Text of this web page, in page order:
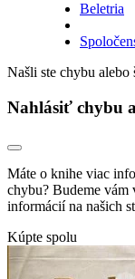
Beletria
Našli ste chybu alebo
Nahlásiť chybu
Máte o knihe viac
chybu? Budeme
informácií na našich
Kúpte spolu